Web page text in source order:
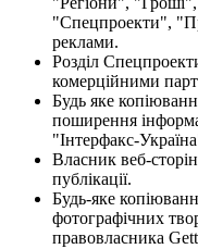
"Спецпроекти",
реклами.
Розділ
комерційними
Будь яке
поширення
"Інтерфакс-
Власник веб-
публікації.
Будь-яке
фотографічних
правовласника